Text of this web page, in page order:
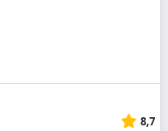
8,7